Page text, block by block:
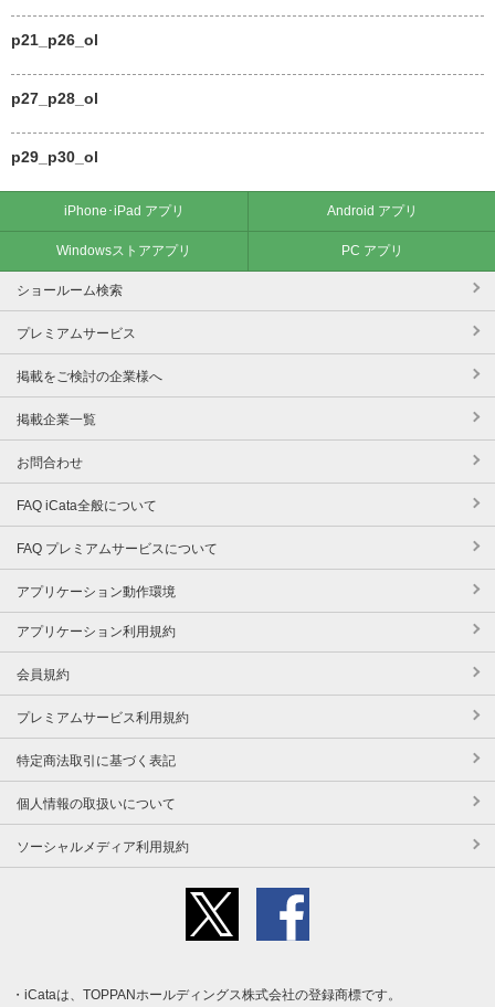
p21_p26_ol
p27_p28_ol
p29_p30_ol
iPhone･iPad アプリ Android アプリ
Windowsストアアプリ PC アプリ
ショールーム検索
プレミアムサービス
掲載をご検討の企業様へ
掲載企業一覧
お問合わせ
FAQ iCata全般について
FAQ プレミアムサービスについて
アプリケーション動作環境
アプリケーション利用規約
会員規約
プレミアムサービス利用規約
特定商法取引に基づく表記
個人情報の取扱いについて
ソーシャルメディア利用規約
iCataは、TOPPANホールディングス株式会社の登録商標です。